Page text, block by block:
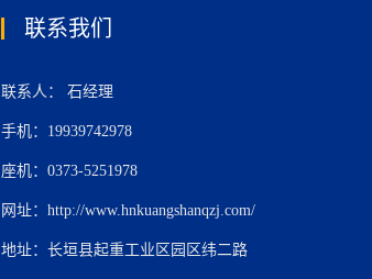
联系我们
联系人： 石经理
手机：19939742978
座机：0373-5251978
网址：http://www.hnkuangshanqzj.com/
地址：长垣县起重工业区园区纬二路